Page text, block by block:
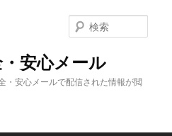
安心メール
・安心メールで配信された情報が閲
索